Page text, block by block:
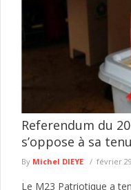
soirée du jeudi 6 août
lire plus
Referendum du
s’oppose à sa
By Michel DIEYE février
Le M23 Patriotique a